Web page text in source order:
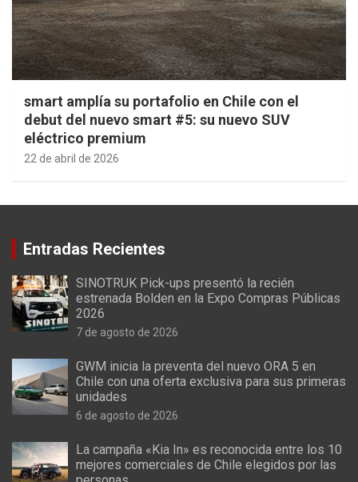
smart amplía su portafolio en Chile con el
debut del nuevo smart #5: su nuevo SUV
eléctrico premium
22 de abril de 2026
Entradas Recientes
SINOTRUK Pick-ups presentó la recién
estrenada Bolden en la Expo Compras Públicas
2026
7 de agosto de 2026
GWM inicia la preventa del nuevo ORA 5 en
Chile con una oferta exclusiva para sus primeras
unidades
6 de agosto de 2026
La campaña «Kia In» es reconocida entre los 10
mejores comerciales de Chile elegidos por las